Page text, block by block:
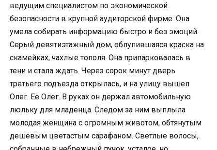
ведущим специалистом по экономической
безопасности в крупной аудиторской фирме. Она
умела собирать информацию быстро и без эмоций.
Серый девятиэтажный дом, облупившаяся краска на
скамейках, чахлые тополя. Она припарковалась в
тени и стала ждать. Через сорок минут дверь
третьего подъезда открылась, и на улицу вышел
Олег. Её Олег. В руках он держал автомобильную
люльку для младенца. Следом за ним выплыла
молодая женщина с огромным животом, обтянутым
дешёвым цветастым сарафаном. Светлые волосы,